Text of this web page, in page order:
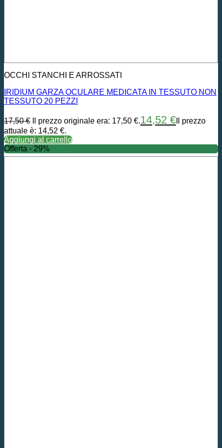
OCCHI STANCHI E ARROSSATI
IRIDIUM GARZA OCULARE MEDICATA IN TESSUTO NON
TESSUTO 20 PEZZI
17,50€ Il prezzo originale era: 17,50 €.14,52 € Il prezzo
attuale è: 14,52 €.
Aggiungi al carrello
Offerta - 29%